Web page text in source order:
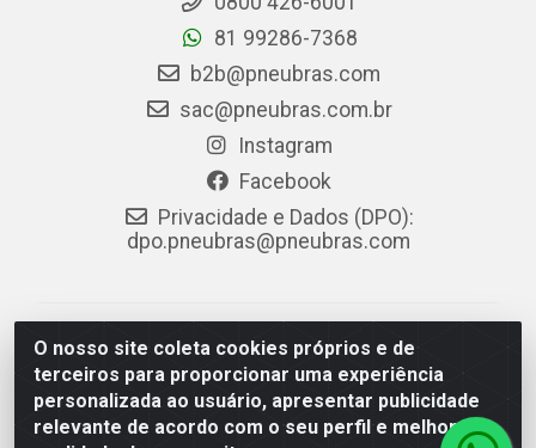
O nosso site coleta cookies próprios e de
terceiros para proporcionar uma experiência
personalizada ao usuário, apresentar publicidade
relevante de acordo com o seu perfil e melhorar a
81 99286-7368
b2b@pneubras.com
sac@pneubras.com.br
Instagram
Facebook
Privacidade e Dados (DPO):
dpo.pneubras@pneubras.com
PneuBras - Rodovia BR-101, KM 82 - Prazeres,
Jaboatão dos Guararapes/PE - CEP 54.335-000 - CNPJ
08.678.386/0001-05 - Pneubras Comércio de Pneus
Ltda